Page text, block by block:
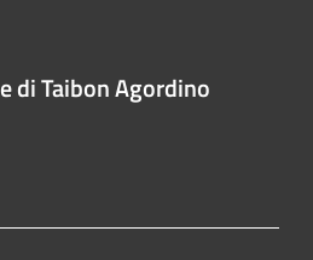
di Taibon Agordino